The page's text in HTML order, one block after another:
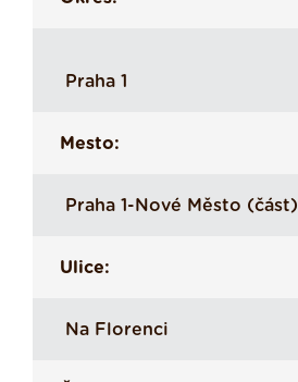
Praha 1
Mesto:
Praha 1-Nové Město (část)
Ulice:
Na Florenci